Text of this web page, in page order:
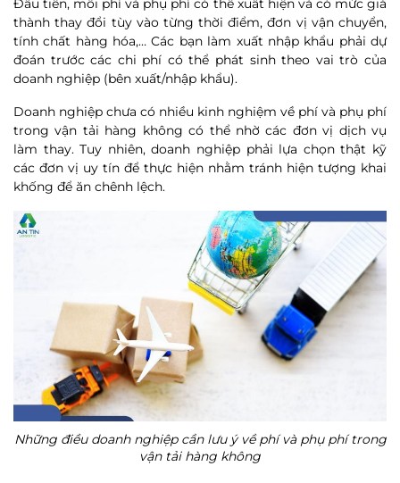
Đầu tiên, mỗi phí và phụ phí có thể xuất hiện và có mức giá
thành thay đổi tùy vào từng thời điểm, đơn vị vận chuyển,
tính chất hàng hóa,… Các bạn làm xuất nhập khẩu phải dự
đoán trước các chi phí có thể phát sinh theo vai trò của
doanh nghiệp (bên xuất/nhập khẩu).
Doanh nghiệp chưa có nhiều kinh nghiệm về phí và phụ phí
trong vận tải hàng không có thể nhờ các đơn vị dịch vụ
làm thay. Tuy nhiên, doanh nghiệp phải lựa chọn thật kỹ
các đơn vị uy tín để thực hiện nhằm tránh hiện tượng khai
khống để ăn chênh lệch.
Những điều doanh nghiệp cần lưu ý về phí và phụ phí trong
vận tải hàng không